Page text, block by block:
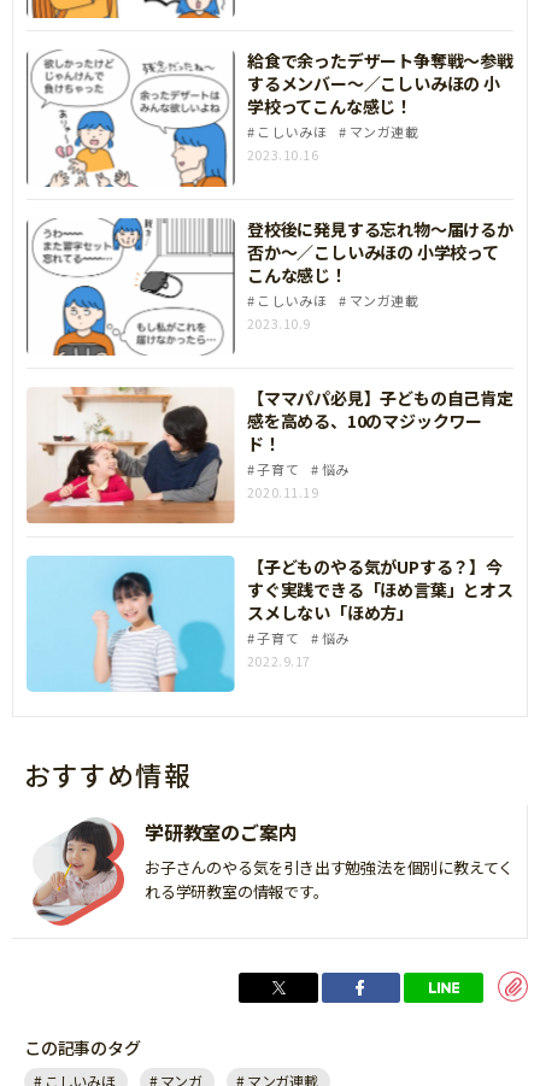
給食で余ったデザート争奪戦～参戦
するメンバー～／こしいみほの 小
学校ってこんな感じ！
こしいみほ
マンガ連載
2023.10.16
登校後に発見する忘れ物～届けるか
否か～／こしいみほの 小学校って
こんな感じ！
こしいみほ
マンガ連載
2023.10.9
【ママパパ必見】子どもの自己肯定
感を高める、10のマジックワー
ド！
子育て
悩み
2020.11.19
【子どものやる気がUPする？】今
すぐ実践できる「ほめ言葉」とオス
スメしない「ほめ方」
子育て
悩み
2022.9.17
おすすめ情報
学研教室のご案内
お子さんのやる気を引き出す勉強法を個別に教えてく
れる学研教室の情報です。
この記事のタグ
こしいみほ マンガ マンガ連載